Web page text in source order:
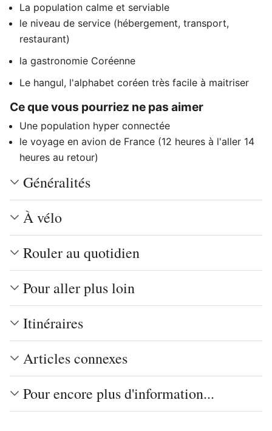
La population calme et serviable
le niveau de service (hébergement, transport,
restaurant)
la gastronomie Coréenne
Le hangul, l'alphabet coréen très facile à maitriser
Ce que vous pourriez ne pas aimer
Une population hyper connectée
le voyage en avion de France (12 heures à l'aller 14
heures au retour)
Généralités
À vélo
Rouler au quotidien
Pour aller plus loin
Itinéraires
Articles connexes
Pour encore plus d'information...